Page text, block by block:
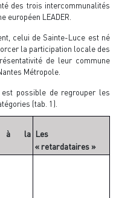
des trois intercommunalités
européen LEADER.
celui de Sainte-Luce est né
la participation locale des
de leur commune
Métropole.
possible de regrouper les
(tab. 1).
à la Les
« retardataires »